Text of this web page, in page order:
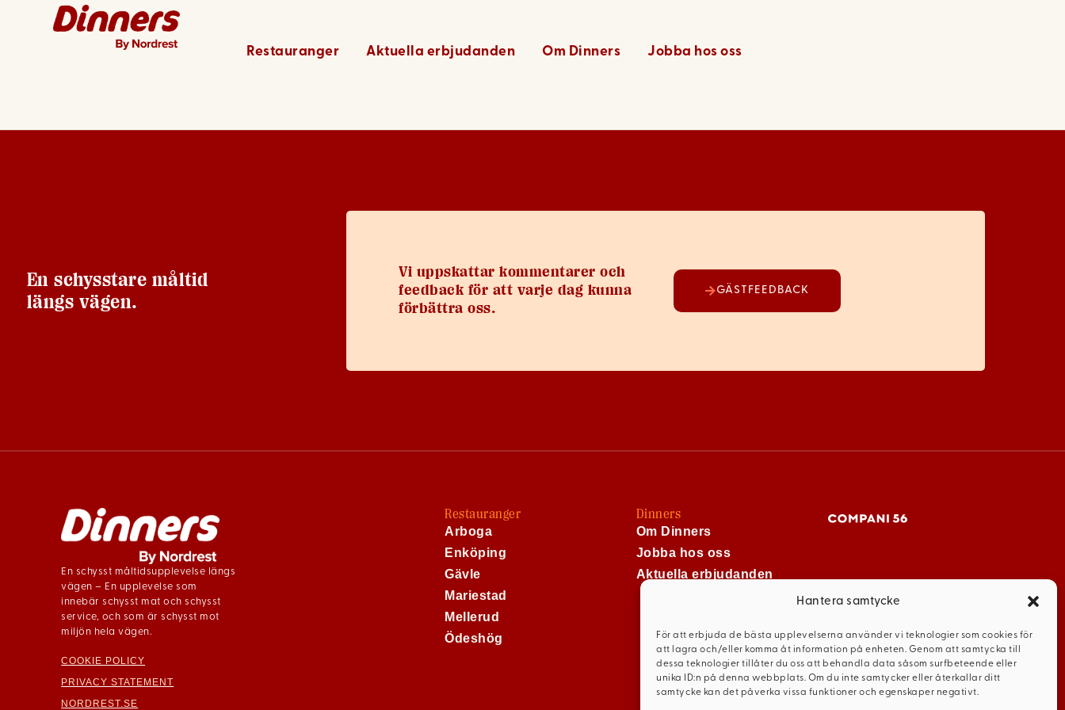
Hantera samtycke
För att erbjuda de bästa upplevelserna använder vi teknologier som cookies för
att lagra och/eller komma åt information på enheten. Genom att samtycka till
dessa teknologier tillåter du oss att behandla data såsom surfbeteende eller
unika ID:n på denna webbplats. Om du inte samtycker eller återkallar ditt
samtycke kan det påverka vissa funktioner och egenskaper negativt.
Restauranger Aktuella erbjudanden Om Dinners Jobba hos oss
Gävle – 49
En schysstare måltid
längs vägen.
Vi uppskattar kommentarer och
feedback för att varje dag kunna
förbättra oss.
GÄSTFEEDBACK
En schysst måltidsupplevelse längs
vägen – En upplevelse som
innebär schysst mat och schysst
service, och som är schysst mot
miljön hela vägen.
COOKIE POLICY
PRIVACY STATEMENT
NORDREST.SE
Restauranger
Arboga
Enköping
Gävle
Mariestad
Mellerud
Ödeshög
Dinners
Om Dinners
Jobba hos oss
Aktuella erbjudanden